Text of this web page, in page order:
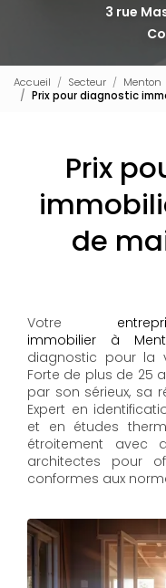
3 rue
Accueil Secteur
Menton
Prix pour diagnostic
Prix
de
Votre
immobilier à
diagnostic pour la
Forte de plus de 25
par son sérieux, sa
Expert en
et en études
étroitement avec
architectes pour
conformes aux